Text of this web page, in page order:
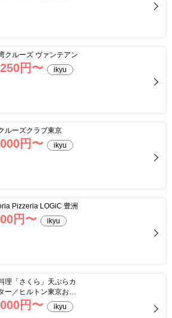
クルーズ ヴァンテアン
円〜 ikyu
ルーズクラブ東京
円〜 ikyu
Pizzeria LOGiC 豊洲
円〜 ikyu
理「さくら」天ぷらカ
ー／ヒルトン東京お台
円〜 ikyu